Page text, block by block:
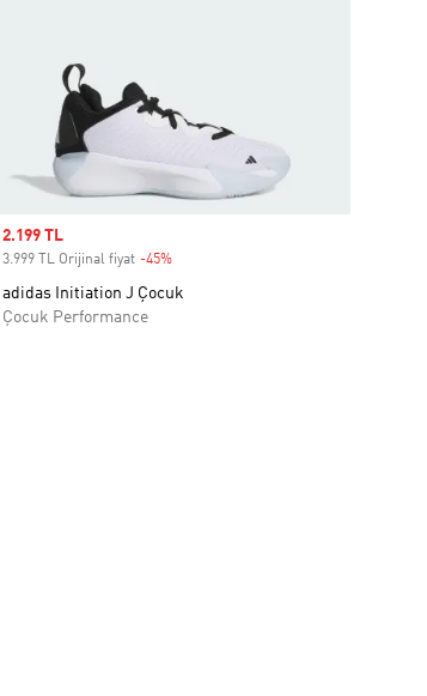
Sale price
2.199 TL
3.999 TL Orijinal fiyat -45%Discount
adidas Initiation J Çocuk
Çocuk Performance